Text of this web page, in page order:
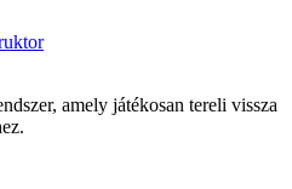
amely játékosan tereli vissza